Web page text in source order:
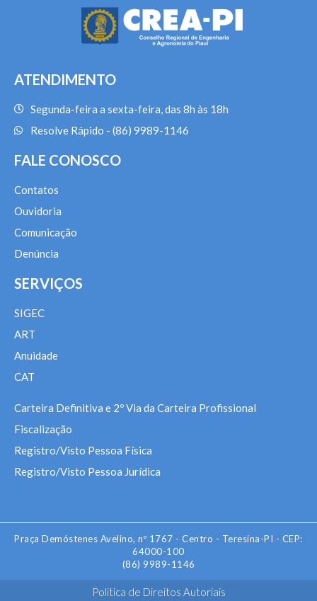
ATENDIMENTO
Segunda-feira a sexta-feira, das 8h às 18h
Resolve Rápido - (86) 9989-1146
FALE CONOSCO
Contatos
Ouvidoria
Comunicação
Denúncia
SERVIÇOS
SIGEC
ART
Anuidade
CAT
Carteira Definitiva e 2º Via da Carteira Profissional
Fiscalização
Registro/Visto Pessoa Física
Registro/Visto Pessoa Jurídica
Praça Demóstenes Avelino, nº 1767 - Centro - Teresina-PI - CEP:
64000-100
(86) 9989-1146
Politica de Direitos Autoriais